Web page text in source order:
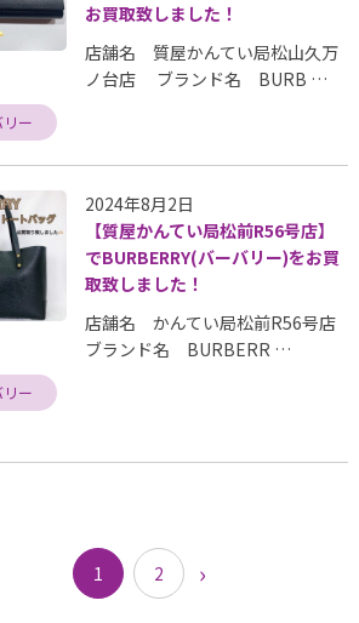
お買取致しました！
店舗名 質屋かんてい局松山久万
ノ台店 ブランド名 BURB …
ー
2024年8月2日
【質屋かんてい局松前R56号店】
でBURBERRY(バーバリー)をお買
取致しました！
店舗名 かんてい局松前R56号店
ブランド名 BURBERR …
ー
1 2 ›